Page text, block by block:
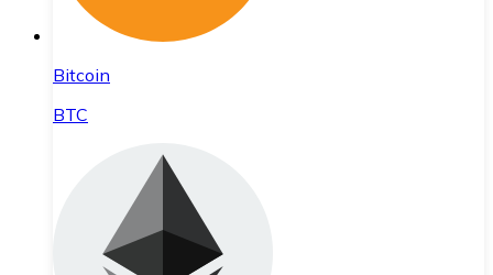
Bitcoin
BTC